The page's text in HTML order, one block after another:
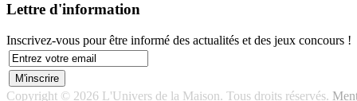
Lettre d'information
Inscrivez-vous pour être informé des actualités et des jeux concours !
Copyright © 2026 L'Univers de la Maison. Tous droits réservés.